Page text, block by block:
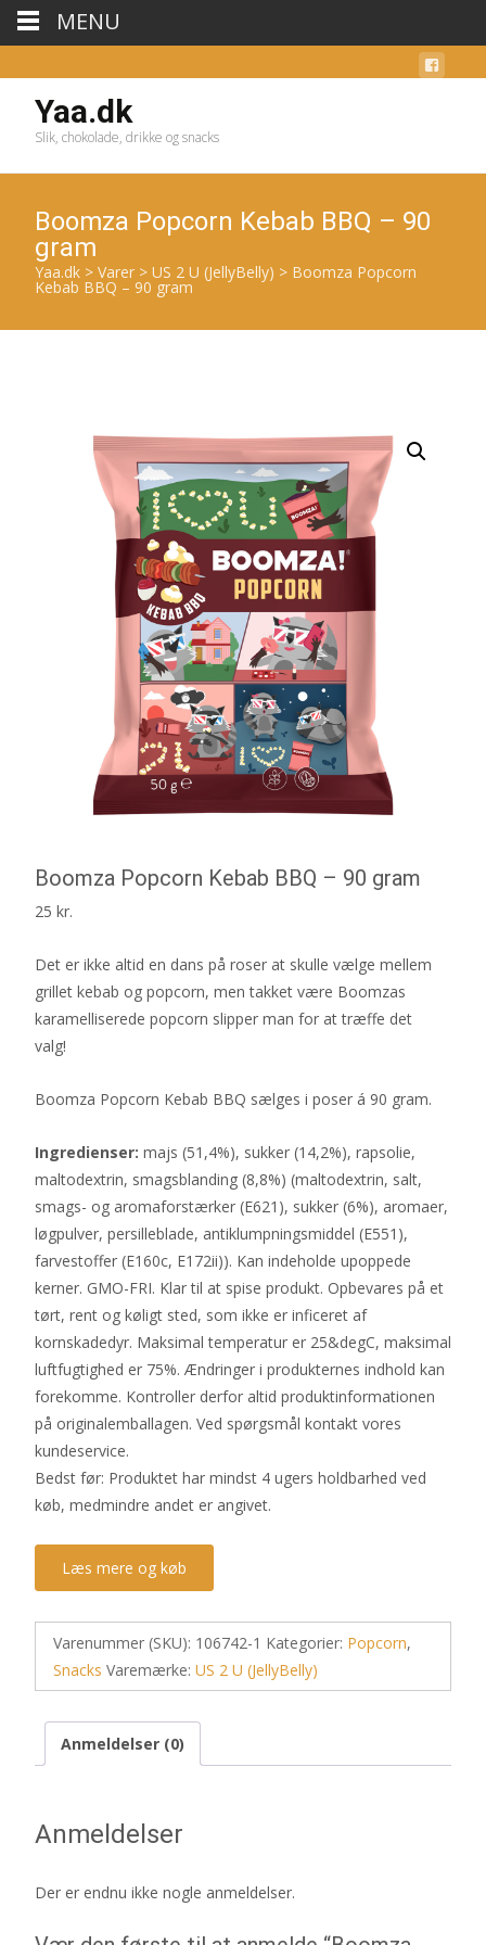
Yaa.dk
Slik, chokolade, drikke og snacks
Boomza Popcorn Kebab BBQ – 90
gram
Yaa.dk > Varer > US 2 U (JellyBelly) > Boomza Popcorn
Kebab BBQ – 90 gram
Boomza Popcorn Kebab BBQ – 90 gram
25 kr.
Det er ikke altid en dans på roser at skulle vælge mellem
grillet kebab og popcorn, men takket være Boomzas
karamelliserede popcorn slipper man for at træffe det
valg!
Boomza Popcorn Kebab BBQ sælges i poser á 90 gram.
Ingredienser: majs (51,4%), sukker (14,2%), rapsolie,
maltodextrin, smagsblanding (8,8%) (maltodextrin, salt,
smags- og aromaforstærker (E621), sukker (6%), aromaer,
løgpulver, persilleblade, antiklumpningsmiddel (E551),
farvestoffer (E160c, E172ii)). Kan indeholde upoppede
kerner. GMO-FRI. Klar til at spise produkt. Opbevares på et
tørt, rent og køligt sted, som ikke er inficeret af
kornskadedyr. Maksimal temperatur er 25&degC, maksimal
luftfugtighed er 75%. Ændringer i produkternes indhold kan
forekomme. Kontroller derfor altid produktinformationen
på originalemballagen. Ved spørgsmål kontakt vores
kundeservice.
Bedst før: Produktet har mindst 4 ugers holdbarhed ved
køb, medmindre andet er angivet.
Læs mere og køb
Varenummer (SKU): 106742-1 Kategorier: Popcorn,
Snacks Varemærke: US 2 U (JellyBelly)
Anmeldelser (0)
Anmeldelser
Der er endnu ikke nogle anmeldelser.
MENU